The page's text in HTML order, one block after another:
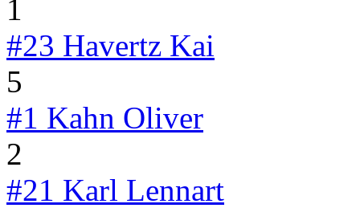
1
#23 Havertz Kai
5
#1 Kahn Oliver
2
#21 Karl Lennart